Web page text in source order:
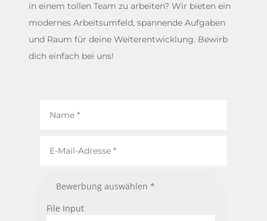
in einem tollen Team zu arbeiten? Wir bieten ein
modernes Arbeitsumfeld, spannende Aufgaben
und Raum für deine Weiterentwicklung. Bewirb
dich einfach bei uns!
File Input